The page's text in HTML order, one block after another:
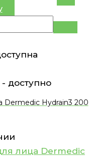
- доступно
Dermedic Hydrain3 200
лица Dermedic